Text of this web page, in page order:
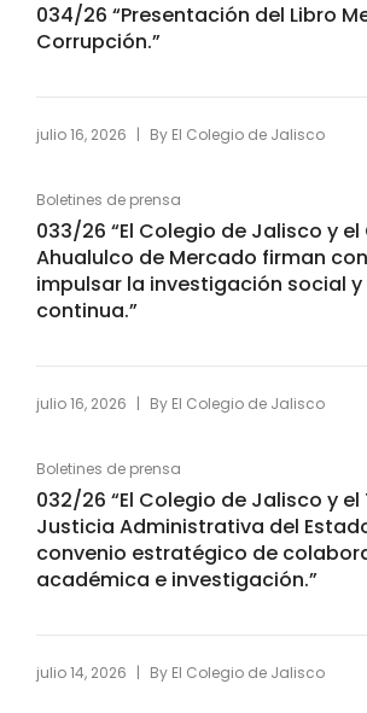
034/26 “Presentación del Libro
Corrupción.”
julio 16, 2026 | By El Colegio de Jalisco
Boletines de prensa
033/26 “El Colegio de Jalisco y
Ahualulco de Mercado firman
impulsar la investigación social
continua.”
julio 16, 2026 | By El Colegio de Jalisco
Boletines de prensa
032/26 “El Colegio de Jalisco y
Justicia Administrativa del
convenio estratégico de
académica e investigación.”
julio 14, 2026 | By El Colegio de Jalisco